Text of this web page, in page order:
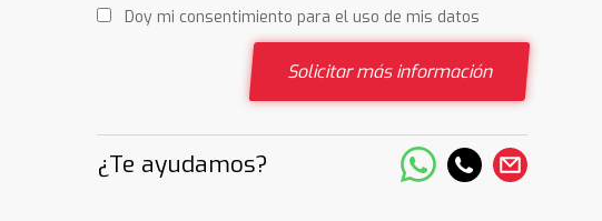
Doy mi consentimiento para el uso de mis datos
Solicitar más información
¿Te ayudamos?